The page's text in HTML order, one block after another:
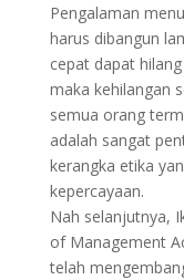
Pengalaman
harus dibangun
cepat dapat
maka kehilangan
semua orang
adalah sangat
kerangka etika
kepercayaan.
Nah selanjutnya,
of Management
telah